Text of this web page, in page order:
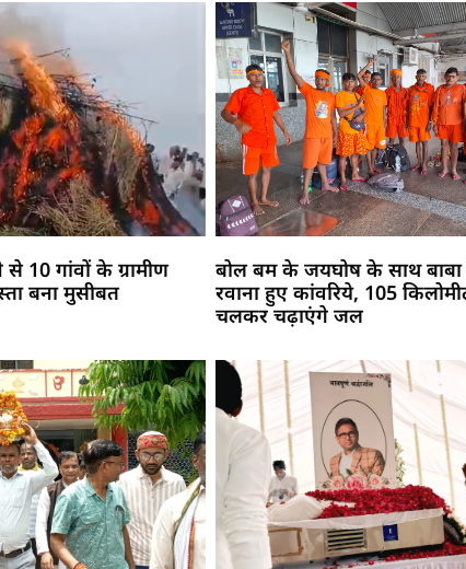
से 10 गांवों के ग्रामीण
बना मुसीबत
बोल बम के जयघोष के साथ बाबा
रवाना हुए कांवरिये, 105
चलकर चढ़ाएंगे जल